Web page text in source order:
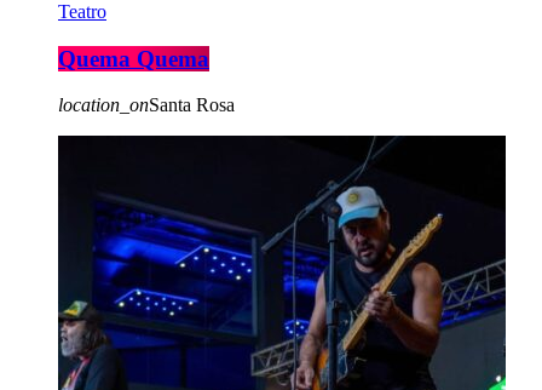
Teatro
Quema Quema
location_onSanta Rosa